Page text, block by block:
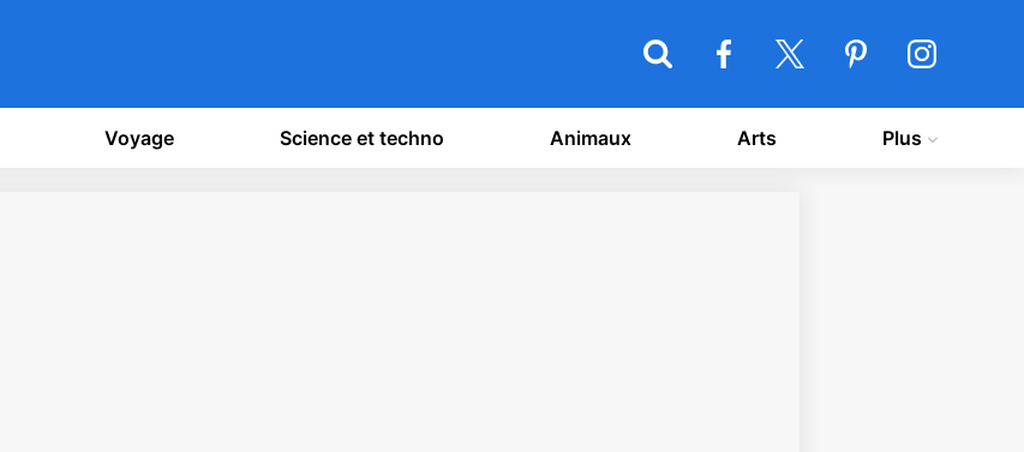
Voyage Science et techno Animaux Arts Plus